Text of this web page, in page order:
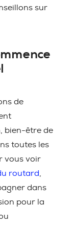
sur
de
bien-être de
toutes les
vous voir
routard
dans
pour la